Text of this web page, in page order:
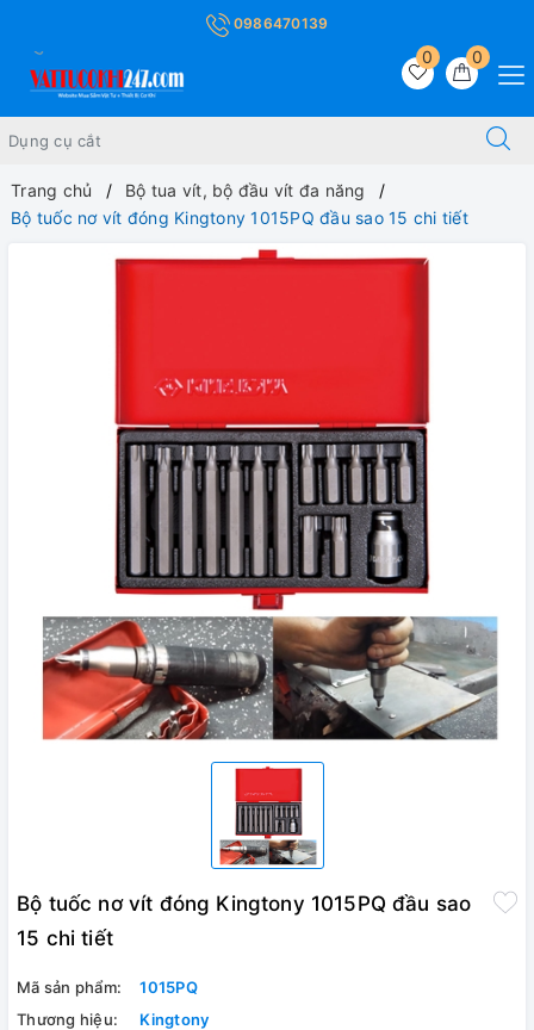
0986470139
0
0
Trang chủ
Bộ tua vít, bộ đầu vít đa năng
Bộ tuốc nơ vít đóng Kingtony 1015PQ đầu sao 15 chi tiết
Bộ tuốc nơ vít đóng Kingtony 1015PQ đầu sao
15 chi tiết
Mã sản phẩm:
1015PQ
Thương hiệu:
Kingtony